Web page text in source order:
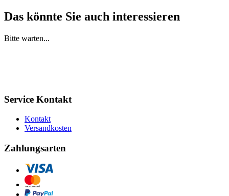
Das könnte Sie auch interessieren
Bitte warten...
Service Kontakt
Kontakt
Versandkosten
Zahlungsarten